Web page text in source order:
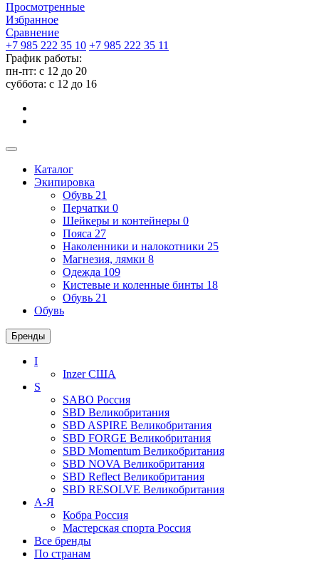
Просмотренные
Избранное
Сравнение
+7 985 222 35 10 +7 985 222 35 11
График работы:
пн-пт: с 12 до 20
суббота: c 12 до 16
Каталог
Экипировка
Обувь 21
Перчатки 0
Шейкеры и контейнеры 0
Пояса 27
Наколенники и налокотники 25
Магнезия, лямки 8
Одежда 109
Кистевые и коленные бинты 18
Обувь 21
Обувь
Бренды
I
InzerСША
S
SABO Россия
SBD Великобритания
SBD ASPIRE Великобритания
SBD FORGE Великобритания
SBD Momentum Великобритания
SBD NOVA Великобритания
SBD Reflect Великобритания
SBD RESOLVE Великобритания
А-Я
Кобра Россия
Мастерская спорта Россия
Все бренды
По странам